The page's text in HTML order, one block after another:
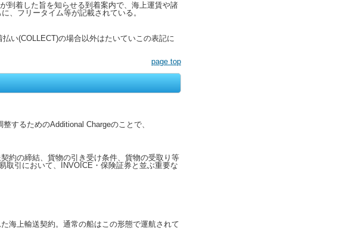
到着した旨を知らせる到着案内で、海上運賃や諸
、フリータイム等が記載されている。
い(COLLECT)の場合以外はたいていこの表記に
page top
するためのAdditional Chargeのことで、
約の締結、貨物の引き受け条件、貨物の受取り等
取引において、INVOICE・保険証券と並ぶ重要な
海上輸送契約。通常の船はこの形態で運航されて